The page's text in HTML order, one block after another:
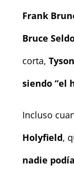
Frank
Bruce
corta,
siendo “el
Incluso
Holyfield,
nadie